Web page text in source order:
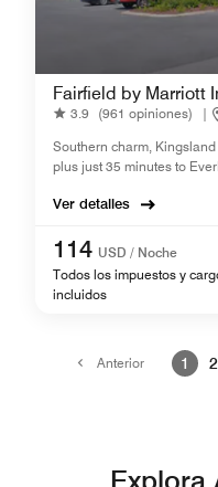
Fairfield by Marriott
3.9 (961 opiniones) |
Southern charm,
plus just 35 minutes to
Ver detalles
114 USD / Noche
Todos los impuestos y
incluidos
Anterior 1 2
Explora